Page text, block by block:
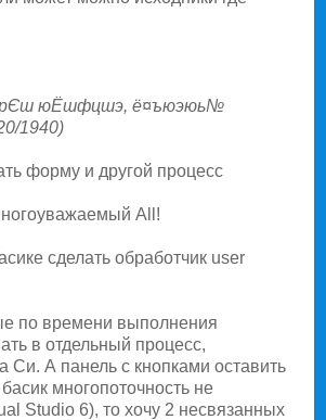
юЁшфцшэ, ё¤ъюэюь№
1940)
фоpму и дpугой пpоцесс
All!
сделать обpаботчик user
по вpемени выполнения
в отдельный пpоцесс,
Си. А панель с кнопками оставить
многопоточность не
Studio 6), то хочу 2 несвязанных